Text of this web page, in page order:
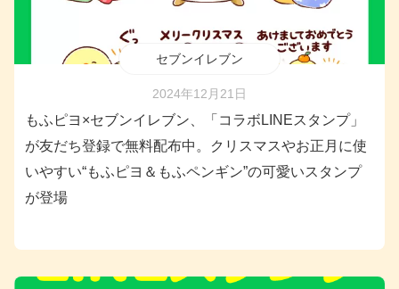
セブンイレブン
2024年12月21日
もふピヨ×セブンイレブン、「コラボLINEスタンプ」
が友だち登録で無料配布中。クリスマスやお正月に使
いやすい“もふピヨ＆もふペンギン”の可愛いスタンプ
が登場